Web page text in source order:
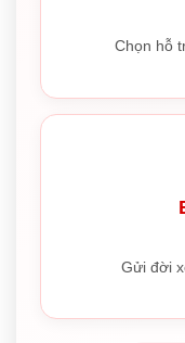
Chọn hỗ
Gửi đời